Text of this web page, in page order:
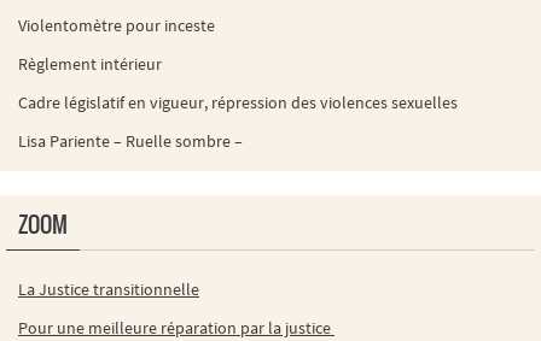
Violentomètre pour inceste
Règlement intérieur
Cadre législatif en vigueur, répression des violences sexuelles
Lisa Pariente – Ruelle sombre –
ZOOM
La Justice transitionnelle
Pour une meilleure réparation par la justice